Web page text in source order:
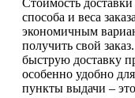
Стоимость доставки
способа и веса
экономичным
получить свой
быструю доставку
особенно удобно
пункты выдачи –